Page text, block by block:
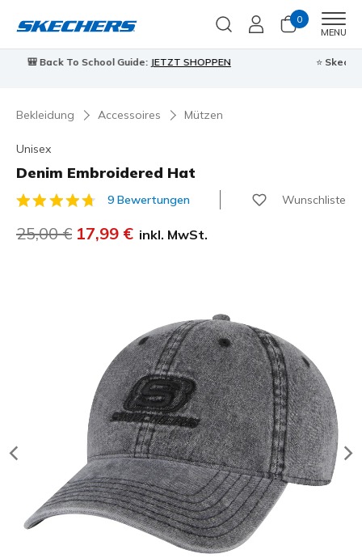
0
MENU
⭐Skechers VIP:45 Tage kostenlose Rückgabe für Mitglieder
Bekleidung Accessoires Mützen
Unisex
Denim Embroidered Hat
4,3 von 5 Kundenbewertungen
9 Bewertungen Wunschliste
Reduziert von
25,00 € auf
17,99 € inkl. MwSt.